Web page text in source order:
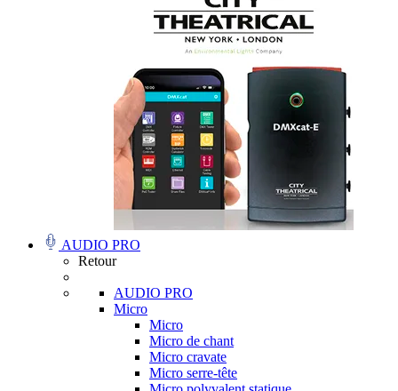
AUDIO PRO
Retour
AUDIO PRO
Micro
Micro
Micro de chant
Micro cravate
Micro serre-tête